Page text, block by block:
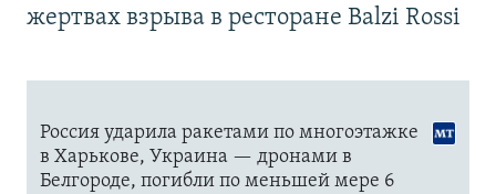
жертвах взрыва в ресторане Balzi Rossi